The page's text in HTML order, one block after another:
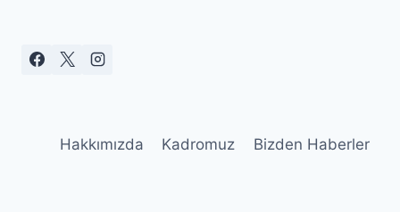
Hakkımızda Kadromuz Bizden Haberler